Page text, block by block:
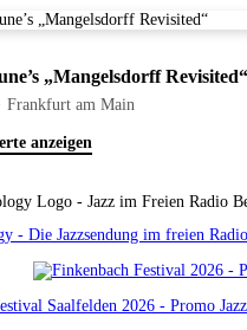
„Mangelsdorff Revisited“
Frankfurt am Main
anzeigen
- Die Jazzsendung im freien